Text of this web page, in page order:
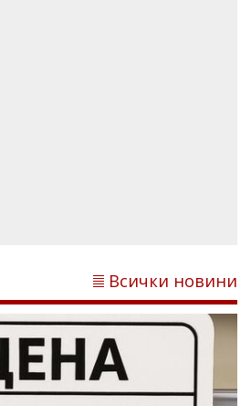
Всички новини